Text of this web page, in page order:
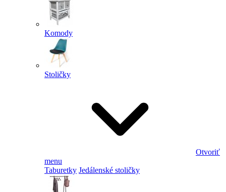
Komody
Stoličky
Otvoriť
menu
Taburetky Jedálenské stoličky